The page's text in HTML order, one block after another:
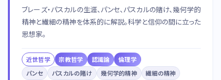
ブレーズ・パスカルの生涯、パンセ、パスカルの賭け、幾何学的
精神と繊細の精神を体系的に解説。科学と信仰の間に立った
思想家。
近世哲学 宗教哲学 認識論
倫理学
パンセ
パスカルの賭け 幾何学的精神
繊細の精神